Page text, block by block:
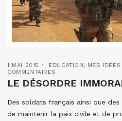
1 MAI 2015 EDUCATION , MES
COMMENTAIRES
LE DÉSORDRE
Des soldats français ainsi que
de maintenir la paix civile et de